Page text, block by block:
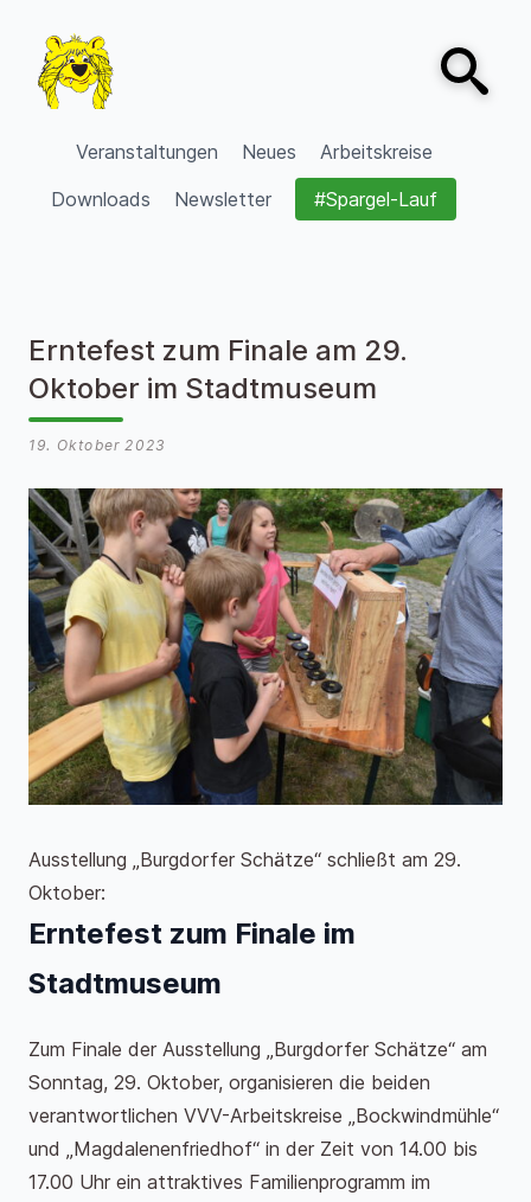
VVV Burgdorf
Veranstaltungen Neues
Arbeitskreise
Downloads
Newsletter #Spargel-Lauf
Open
Erntefest zum Finale am 29.
Oktober im Stadtmuseum
19. Oktober 2023
Ausstellung „Burgdorfer Schätze“ schließt am 29.
Oktober:
Erntefest zum Finale im
Stadtmuseum
Zum Finale der Ausstellung „Burgdorfer Schätze“ am
Sonntag, 29. Oktober, organisieren die beiden
verantwortlichen VVV-Arbeitskreise „Bockwindmühle“
und „Magdalenenfriedhof“ in der Zeit von 14.00 bis
17.00 Uhr ein attraktives Familienprogramm im